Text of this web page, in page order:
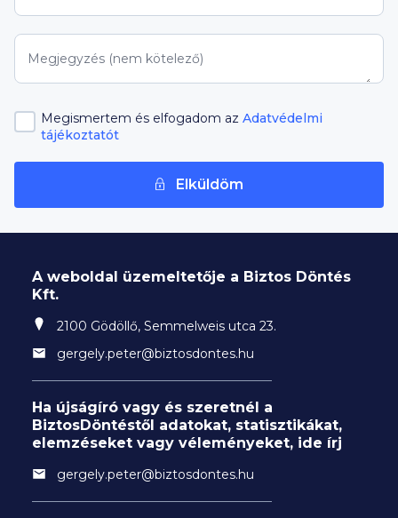
Megjegyzés (nem kötelező)
Megismertem és elfogadom az Adatvédelmi
tájékoztatót
Elküldöm
A weboldal üzemeltetője a Biztos Döntés
Kft.
2100 Gödöllő, Semmelweis utca 23.
gergely.peter@biztosdontes.hu
Ha újságíró vagy és szeretnél a
BiztosDöntéstől adatokat, statisztikákat,
elemzéseket vagy véleményeket, ide írj
gergely.peter@biztosdontes.hu